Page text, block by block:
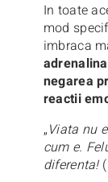
In toate
mod
imbraca
negarea
reactii
„Viata nu
cum e.
diferenta!(